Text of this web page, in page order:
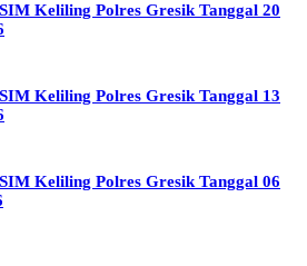
Keliling Polres Gresik Tanggal 20
Keliling Polres Gresik Tanggal 13
Keliling Polres Gresik Tanggal 06